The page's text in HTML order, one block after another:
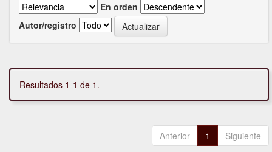
En orden
Autor/registro
Resultados 1-1 de 1.
Anterior 1 Siguiente